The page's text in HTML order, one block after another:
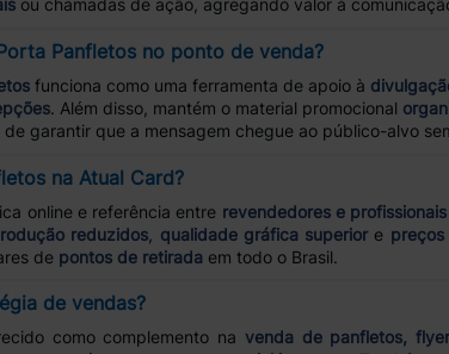
ou chamadas de ação, agregando valor à
Panfletos no ponto de venda?
funciona como uma ferramenta de apoio à
. Além disso, mantém o material promocional
garantir que a mensagem chegue ao público-alvo
na Atual Card?
online e referência entre revendedores e
reduzidos qualidade gráfica superiore
de pontos de retirada em todo o Brasil.
de vendas?
como complemento na venda de panfletos,